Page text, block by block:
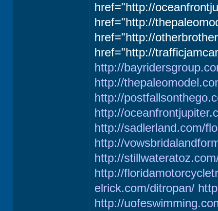
href="http://
href="http://
href="http://
href="http://
http://
http://
http://
http://
http://sadlerland.com/
http://
http://
http://
elrick.com/ditropan/
http://